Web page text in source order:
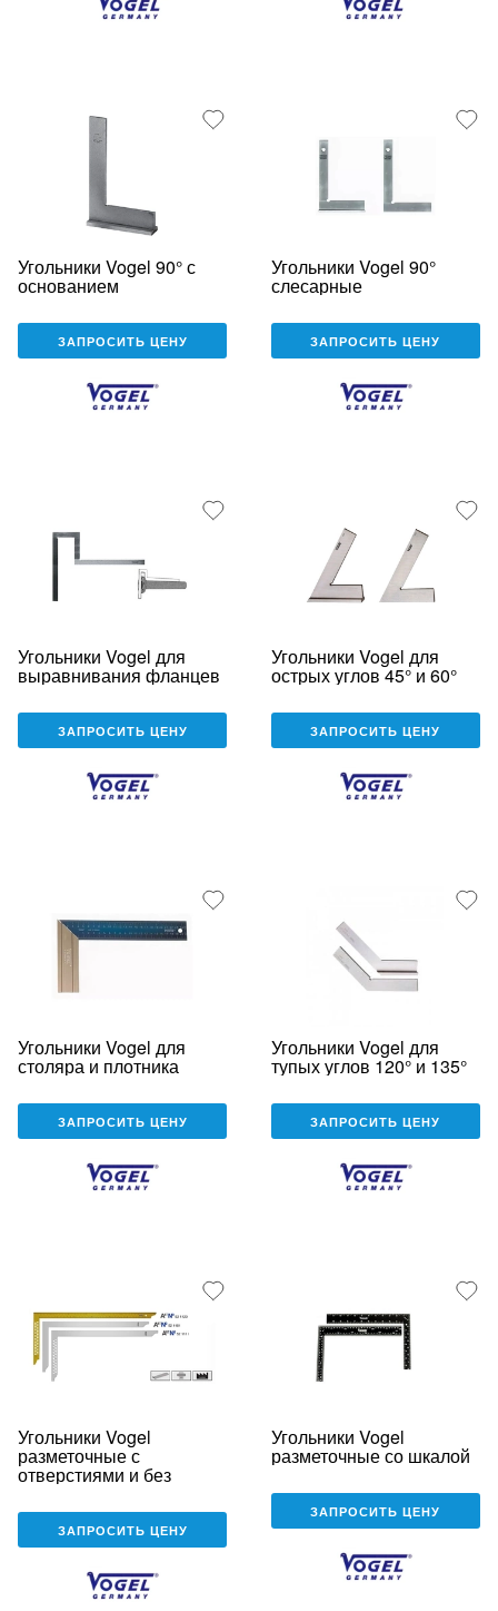
Угольники Vogel 90° с
основанием
ЗАПРОСИТЬ ЦЕНУ
Угольники Vogel 90°
слесарные
ЗАПРОСИТЬ ЦЕНУ
Угольники Vogel для
выравнивания фланцев
ЗАПРОСИТЬ ЦЕНУ
Угольники Vogel для
острых углов 45° и 60°
ЗАПРОСИТЬ ЦЕНУ
Угольники Vogel для
столяра и плотника
ЗАПРОСИТЬ ЦЕНУ
Угольники Vogel для
тупых углов 120° и 135°
ЗАПРОСИТЬ ЦЕНУ
Угольники Vogel
разметочные с
отверстиями и без
ЗАПРОСИТЬ ЦЕНУ
Угольники Vogel
разметочные со шкалой
ЗАПРОСИТЬ ЦЕНУ